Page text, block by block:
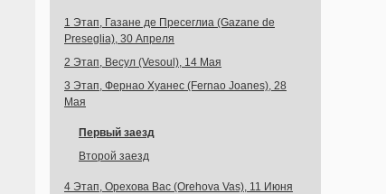
1 Этап, Газане де Пресеглиа (Gazane de
Preseglia), 30 Апреля
2 Этап, Весул (Vesoul), 14 Мая
3 Этап, Фернао Хуанес (Fernao Joanes), 28
Мая
Первый заезд
Второй заезд
4 Этап, Орехова Вас (Orehova Vas), 11 Июня